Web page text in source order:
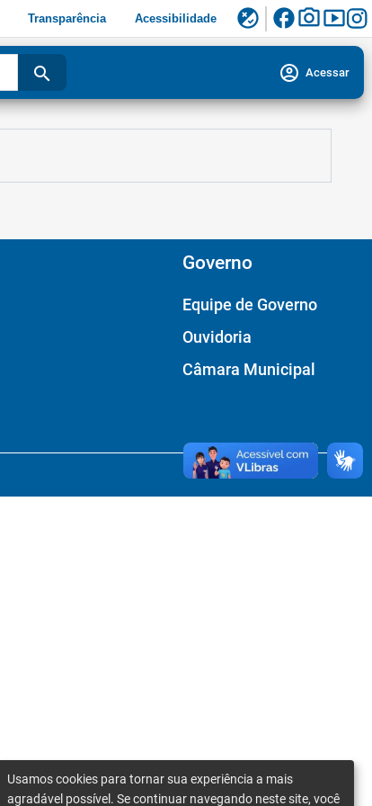
Transparência Acessibilidade flaky facebookphoto_camerasmart_display
search account_circle Acessar
Governo
Equipe de Governo
Ouvidoria
Câmara Municipal
Usamos cookies para tornar sua experiência a mais
agradável possível. Se continuar navegando neste site, você